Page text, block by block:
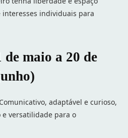
interesses individuais para
de maio a 20 de
adaptável e curioso,
versatilidade para o